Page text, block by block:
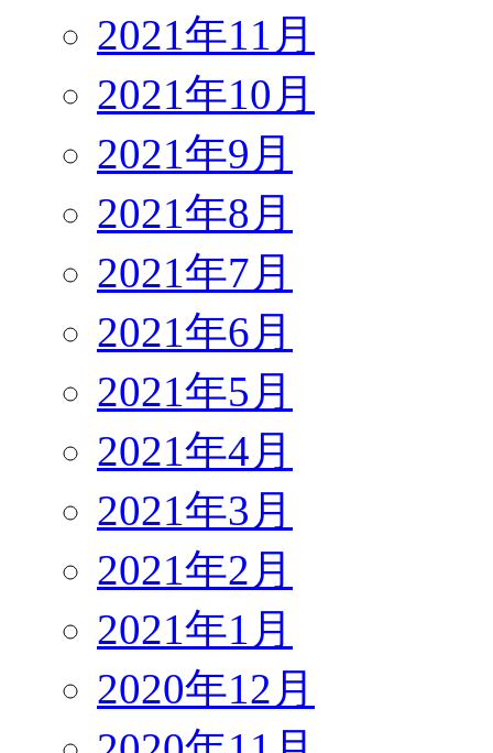
2021年11月
2021年10月
2021年9月
2021年8月
2021年7月
2021年6月
2021年5月
2021年4月
2021年3月
2021年2月
2021年1月
2020年12月